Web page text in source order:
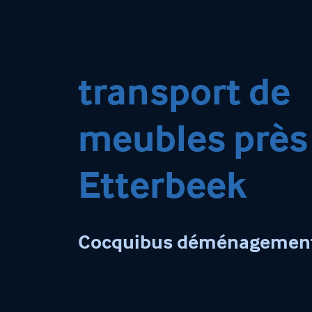
transport de
meubles
Etterbeek
Cocquibus